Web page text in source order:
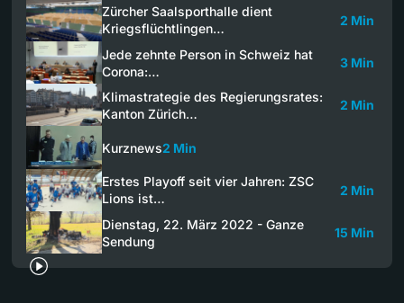
Zürcher Saalsporthalle dient
Kriegsflüchtlingen…
2 Min
Jede zehnte Person in Schweiz hat
Corona:…
3 Min
Klimastrategie des Regierungsrates:
Kanton Zürich…
2 Min
Kurznews2 Min
Erstes Playoff seit vier Jahren: ZSC
Lions ist…
2 Min
Dienstag, 22. März 2022 - Ganze
Sendung
15 Min